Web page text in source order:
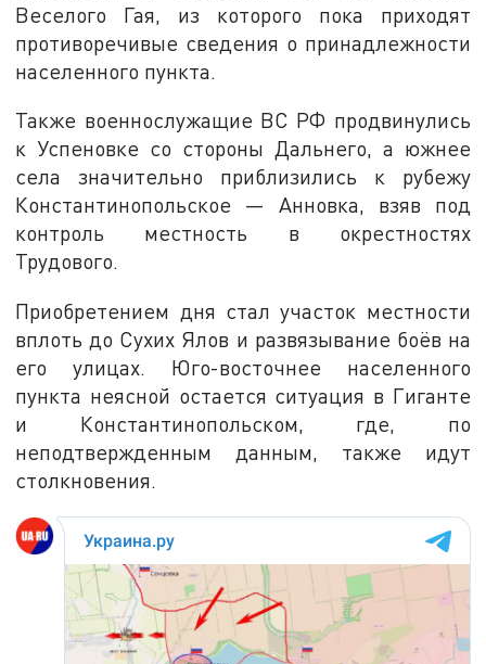
Веселого Гая, из которого пока приходят
противоречивые сведения о принадлежности
населенного пункта.
Также военнослужащие ВС РФ продвинулись
к Успеновке со стороны Дальнего, а южнее
села значительно приблизились к рубежу
Константинопольское — Анновка, взяв под
контроль местность в окрестностях
Трудового.
Приобретением дня стал участок местности
вплоть до Сухих Ялов и развязывание боёв на
его улицах. Юго-восточнее населенного
пункта неясной остается ситуация в Гиганте
и Константинопольском, где, по
неподтвержденным данным, также идут
столкновения.